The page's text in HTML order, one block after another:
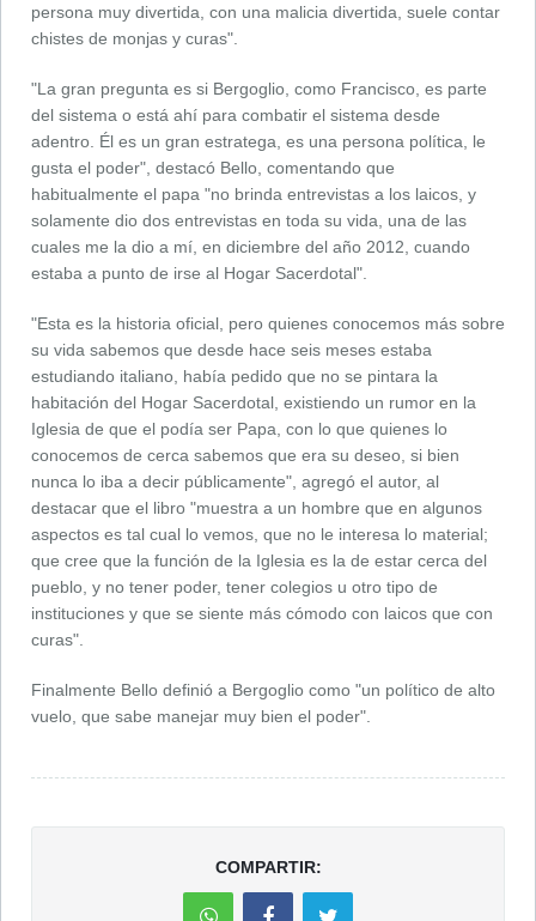
persona muy divertida, con una malicia divertida, suele contar
chistes de monjas y curas".
"La gran pregunta es si Bergoglio, como Francisco, es parte
del sistema o está ahí para combatir el sistema desde
adentro. Él es un gran estratega, es una persona política, le
gusta el poder", destacó Bello, comentando que
habitualmente el papa "no brinda entrevistas a los laicos, y
solamente dio dos entrevistas en toda su vida, una de las
cuales me la dio a mí, en diciembre del año 2012, cuando
estaba a punto de irse al Hogar Sacerdotal".
"Esta es la historia oficial, pero quienes conocemos más sobre
su vida sabemos que desde hace seis meses estaba
estudiando italiano, había pedido que no se pintara la
habitación del Hogar Sacerdotal, existiendo un rumor en la
Iglesia de que el podía ser Papa, con lo que quienes lo
conocemos de cerca sabemos que era su deseo, si bien
nunca lo iba a decir públicamente", agregó el autor, al
destacar que el libro "muestra a un hombre que en algunos
aspectos es tal cual lo vemos, que no le interesa lo material;
que cree que la función de la Iglesia es la de estar cerca del
pueblo, y no tener poder, tener colegios u otro tipo de
instituciones y que se siente más cómodo con laicos que con
curas".
Finalmente Bello definió a Bergoglio como "un político de alto
vuelo, que sabe manejar muy bien el poder".
COMPARTIR: